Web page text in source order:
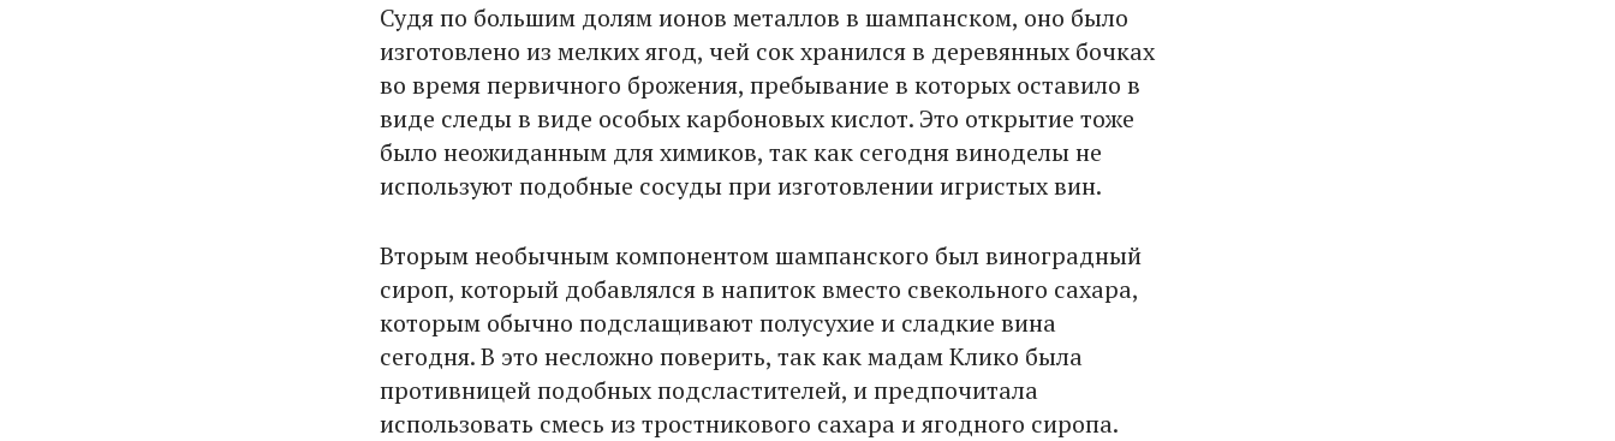
Судя по большим долям ионов металлов в шампанском, оно было
изготовлено из мелких ягод, чей сок хранился в деревянных бочках
во время первичного брожения, пребывание в которых оставило в
виде следы в виде особых карбоновых кислот. Это открытие тоже
было неожиданным для химиков, так как сегодня виноделы не
используют подобные сосуды при изготовлении игристых вин.
Вторым необычным компонентом шампанского был виноградный
сироп, который добавлялся в напиток вместо свекольного сахара,
которым обычно подслащивают полусухие и сладкие вина
сегодня. В это несложно поверить, так как мадам Клико была
противницей подобных подсластителей, и предпочитала
использовать смесь из тростникового сахара и ягодного сиропа.